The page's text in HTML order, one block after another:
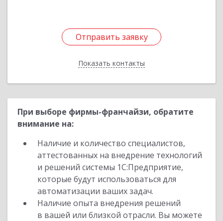
Отправить заявку
Показать контакты
Отправить заявку
Назад
При выборе фирмы-франчайзи, обратите
внимание на:
Наличие и количество специалистов,
аттестованных на внедрение технологий
и решений системы 1С:Предприятие,
которые будут использоваться для
автоматизации ваших задач.
Наличие опыта внедрения решений
в вашей или близкой отрасли. Вы можете